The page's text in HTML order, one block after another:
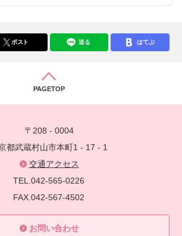
ポスト 送る はてぶ
PAGETOP
〒208 - 0004
都武蔵村山市本町1 - 17 - 1
交通アクセス
TEL.042-565-0226
FAX.042-567-4502
お問い合わせ